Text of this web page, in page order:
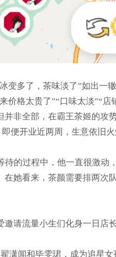
多了，茶味淡了”如出一
格太贵了”“口味太淡”“店
非全部，在霸王茶姬的攻
便开业近两周，生意依旧
的过程中，他一直很激动
她看来，茶颜需要排两次
请流量小生们化身一日店
闻和毕雯珺，成为追星女